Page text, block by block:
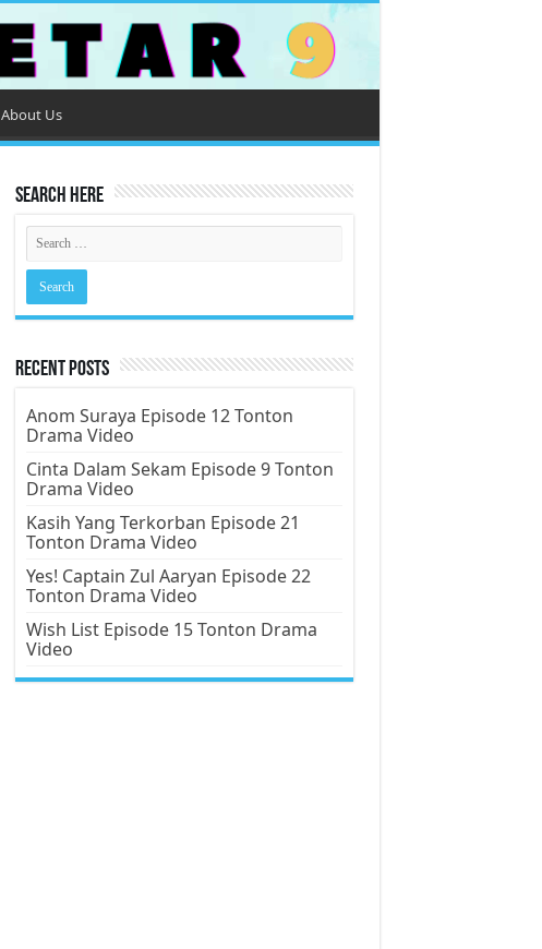
About Us
Search Here
Recent Posts
Anom Suraya Episode 12 Tonton
Drama Video
Cinta Dalam Sekam Episode 9 Tonton
Drama Video
Kasih Yang Terkorban Episode 21
Tonton Drama Video
Yes! Captain Zul Aaryan Episode 22
Tonton Drama Video
Wish List Episode 15 Tonton Drama
Video